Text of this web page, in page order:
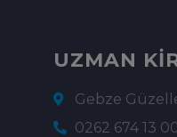
UZMAN
Gebze
0262 674 13